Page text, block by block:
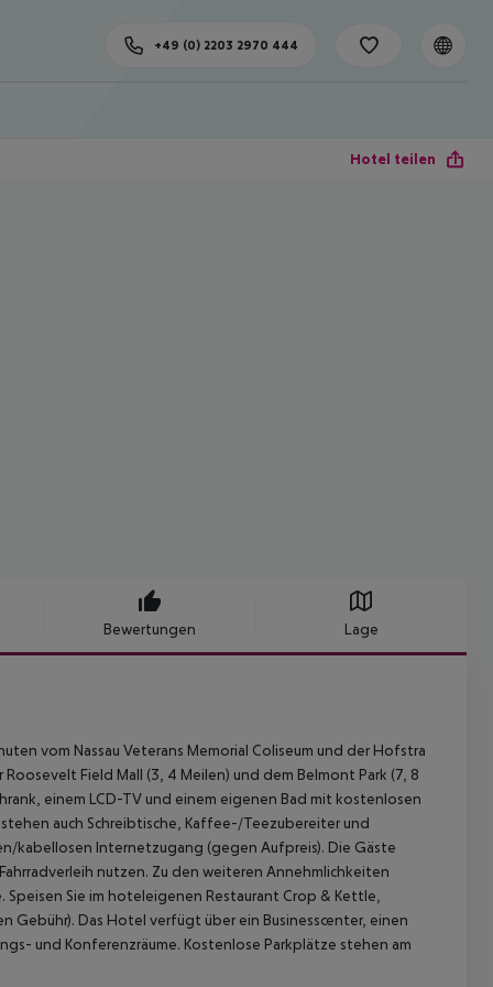
+49 (0) 2203 2970 444
Hotel teilen
Bewertungen Lage
vom Nassau Veterans Memorial Coliseum und der Hofstra
Field Mall (3, 4 Meilen) und dem Belmont Park (7, 8
einem LCD-TV und einem eigenen Bad mit kostenlosen
auch Schreibtische, Kaffee-/Teezubereiter und
kabellosen Internetzugang (gegen Aufpreis). Die Gäste
nutzen. Zu den weiteren Annehmlichkeiten
Sie im hoteleigenen Restaurant Crop & Kettle,
Gebühr). Das Hotel verfügt über ein Businesscenter, einen
und Konferenzräume. Kostenlose Parkplätze stehen am